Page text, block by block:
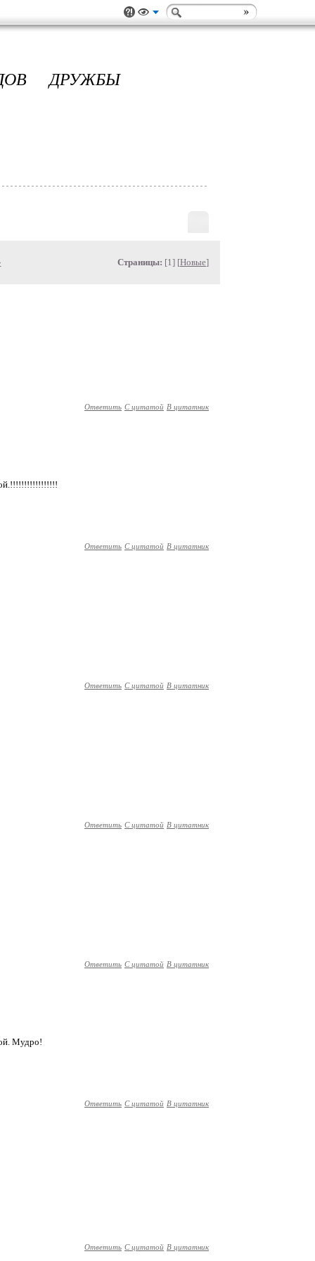
ДРУЖБЫ
Страницы: [1] [Новые]
Ответить С цитатой В цитатник
Ответить С цитатой В цитатник
Ответить С цитатой В цитатник
Ответить С цитатой В цитатник
Ответить С цитатой В цитатник
Мудро!
Ответить С цитатой В цитатник
Ответить С цитатой В цитатник